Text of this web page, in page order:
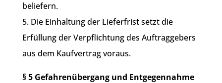
beliefern.
5. Die Einhaltung der Lieferfrist setzt die
Erfüllung der Verpflichtung des Auftraggebers
aus dem Kaufvertrag voraus.
§ 5 Gefahrenübergang und Entgegennahme